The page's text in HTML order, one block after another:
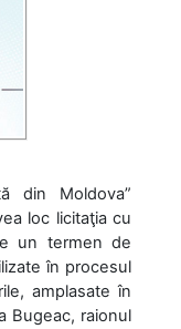
din Moldova”
loc licitaţia cu
un termen de
în procesul
amplasate în
Bugeac, raionul